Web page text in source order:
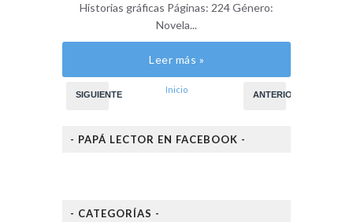
Historias gráficas Páginas: 224 Género:
Novela...
Leer más »
SIGUIENTE ANTERIOR
Inicio
- PAPÁ LECTOR EN FACEBOOK -
- CATEGORÍAS -